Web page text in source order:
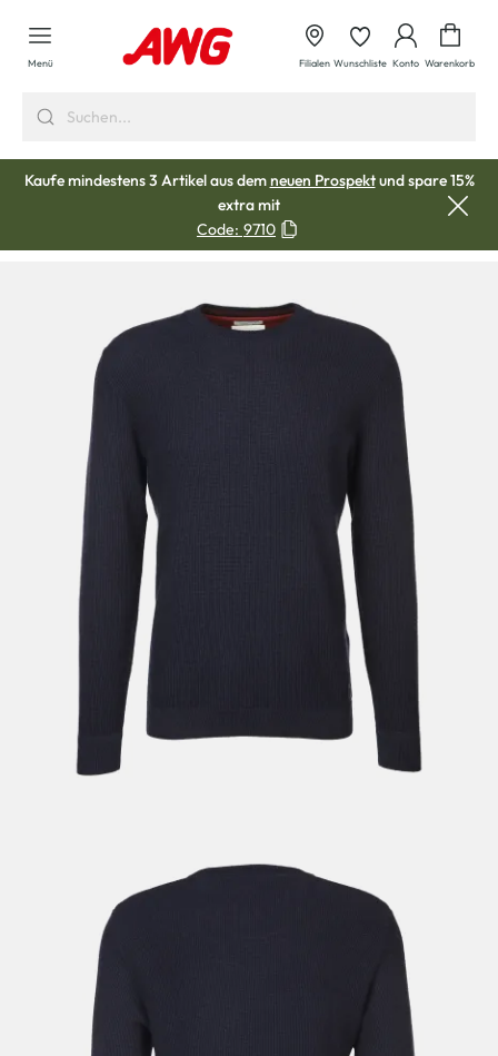
springen
Menü Filialen Wunschliste Konto Warenkorb
Kaufe mindestens 3 Artikel aus demneuen Prospektund spare 15%
extra mit
Code: 9710